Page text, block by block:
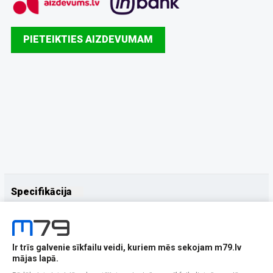
PIETEIKTIES AIZDEVUMAM
Specifikācija
Papildus
Ir trīs galvenie sīkfailu veidi, kuriem mēs sekojam m79.lv
mājas lapā.